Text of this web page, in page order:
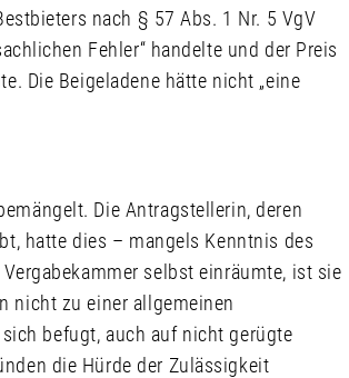
nach § 57 Abs. 1 Nr. 5 VgV
Fehler“ handelte und der Preis
Die Beigeladene hätte nicht „eine
Die Antragstellerin, deren
hatte dies – mangels Kenntnis des
selbst einräumte, ist sie
nicht zu einer allgemeinen
befugt, auch auf nicht gerügte
die Hürde der Zulässigkeit